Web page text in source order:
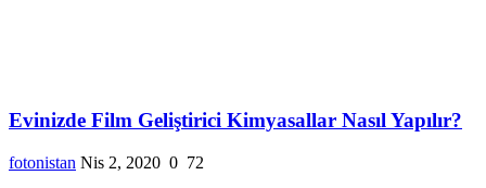
Evinizde Film Geliştirici Kimyasallar Nasıl Yapılır?
fotonistan Nis 2, 2020 0 72